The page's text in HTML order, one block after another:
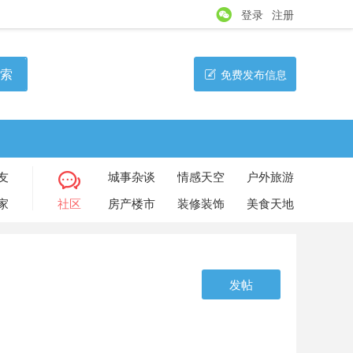
登录 注册
免费发布信息
社区
城事杂谈 情感天空
户外旅游
房产楼市
装修装饰 美食天地
发帖